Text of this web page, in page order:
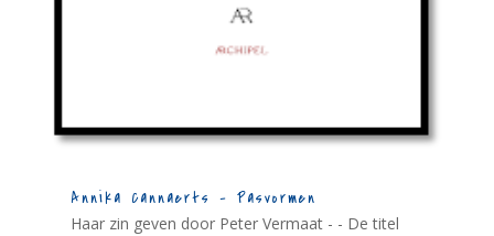
Annika Cannaerts – Pasvormen
Haar zin geven door Peter Vermaat - - De titel